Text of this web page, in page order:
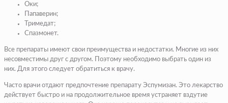
Оки;
Папаверин;
Тримедат;
Спазмонет.
Все препараты имеют свои преимущества и недостатки. Многие из них
несовместимы друг с другом. Поэтому необходимо выбрать один из
них. Для этого следует обратиться к врачу.
Часто врачи отдают предпочтение препарату Эспумизан. Это лекарство
действует быстро и на продолжительное время устраняет вздутие